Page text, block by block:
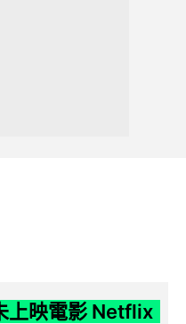
上映電影 Netflix